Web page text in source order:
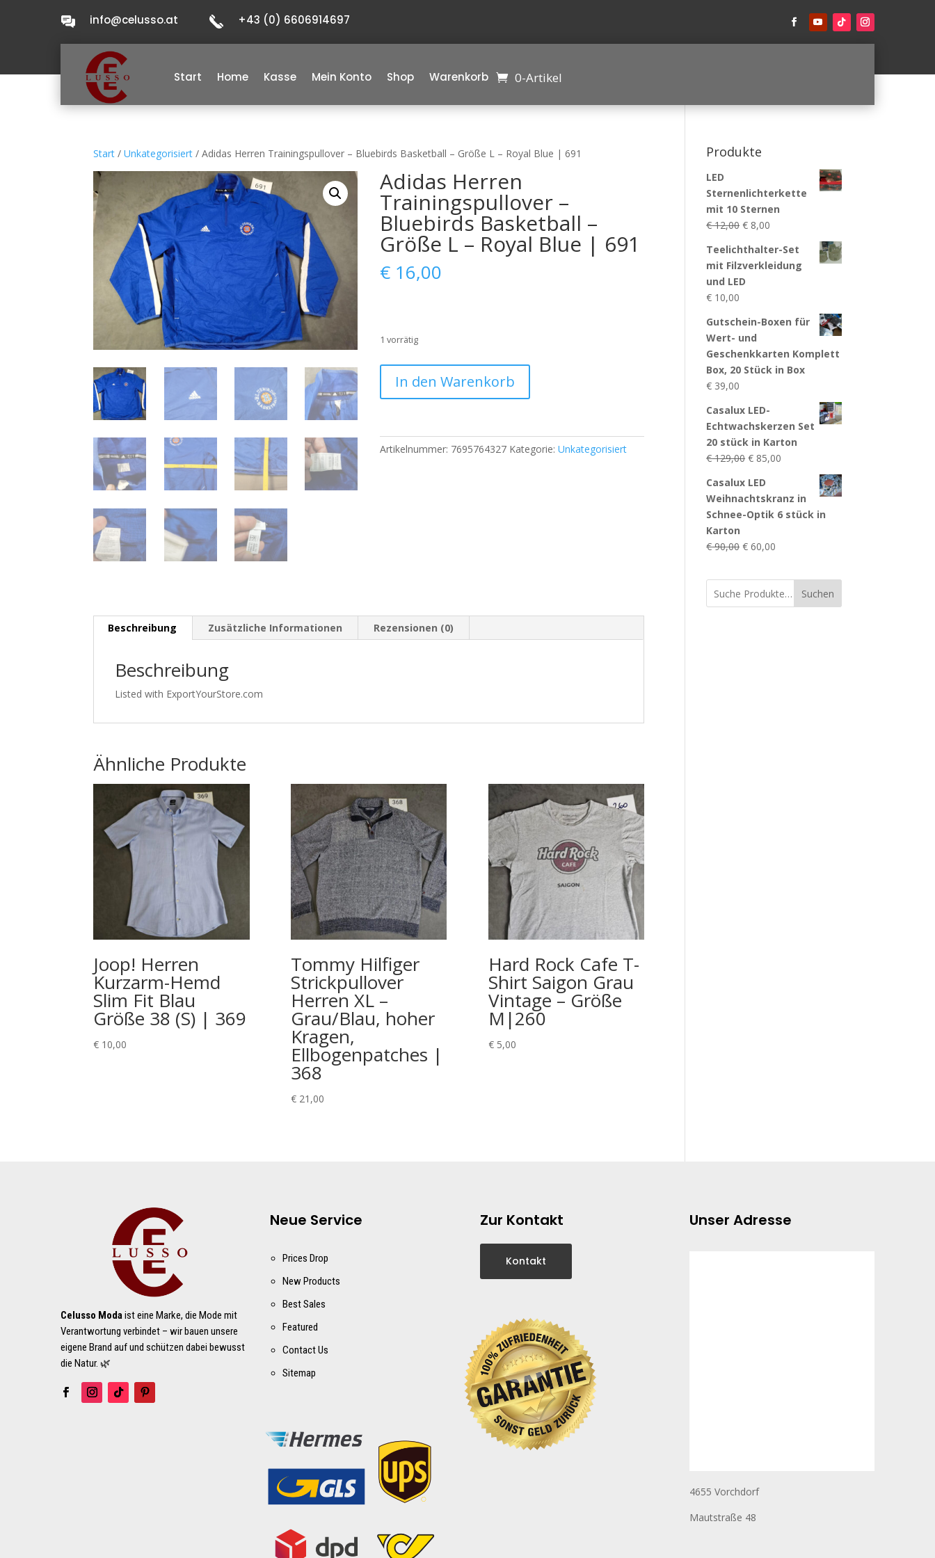
info@celusso.at +43 (0) 6606914697
Start Home Kasse Mein Konto Shop Warenkorb 0-Artikel
Start /Unkategorisiert / Adidas Herren Trainingspullover – Bluebirds Basketball – Größe L – Royal Blue | 691
Adidas Herren
Trainingspullover –
Bluebirds Basketball –
Größe L – Royal Blue | 691
€ 16,00
1 vorrätig
Herren
Bluebirds
Basketball
In den Warenkorb
Artikelnummer: 7695764327 Kategorie:Unkategorisiert
Beschreibung Zusätzliche Informationen Rezensionen (0)
Beschreibung
Listed with ExportYourStore.com
Ähnliche Produkte
Joop! Herren
Kurzarm-Hemd
Slim Fit Blau
Größe 38 (S) | 369
€ 10,00
Tommy Hilfiger
Strickpullover
Herren XL –
Grau/Blau, hoher
Kragen,
Ellbogenpatches |
368
€21,00
Hard Rock Cafe T-
Shirt Saigon Grau
Vintage – Größe
M|260
€5,00
Produkte
LED
Sternenlichterkette
mit 10 Sternen
€12,00 Ursprünglicher
war:
€ 12,00
€ 8,00
ist:
€ 8,00.
Teelichthalter-Set
mit Filzverkleidung
und LED
€ 10,00
Gutschein-Boxen für
Wert- und
Geschenkkarten Komplett
Box, 20 Stück in Box
€ 39,00
Casalux LED-
Echtwachskerzen Set
20 stück in Karton
€129,00 Ursprünglicher
war:
€ 129,00
€ 85,00
€ 85,00.
Casalux LED
Weihnachtskranz in
Schnee-Optik 6 stück in
Karton
€90,00 Ursprünglicher
war:
€ 90,00
€ 60,00
ist:
€ 60,00.Suchen
Celusso Modaist eine Marke, die Mode mit
Verantwortung verbindet – wir bauen unsere
eigene Brand auf und schützen dabei bewusst
die Natur. 🌿
Neue Service
Prices Drop
New Products
Best Sales
Featured
Contact Us
Sitemap
Zur Kontakt
Kontakt
Unser Adresse
4655 Vorchdorf
Mautstraße 48